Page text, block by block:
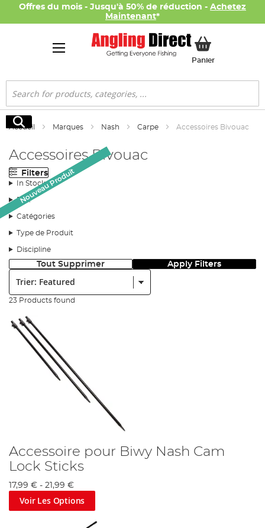
Offres du mois - Jusqu'à 50% de réduction - Achetez
Maintenant*
PanierMon panier
Rechercher
Rechercher
Accueil Marques Nash Carpe Accessoires Bivouac
Accessoires Bivouac
Filters
In Stock
Prix
Catégories
Type de Produit
Discipline
Tout Supprimer Apply Filters
23 Products found
Accessoire pour Biwy Nash Cam
Lock Sticks
17,99 € - 21,99 €
Voir Les Options
Offres du mois
Nouveau Produit
Nouveau Produit
Nouveau Produit